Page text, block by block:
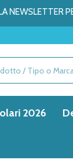
NEWSLETTER
2026